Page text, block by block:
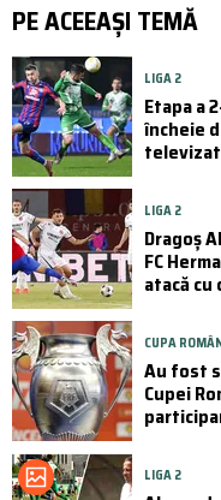
PE ACEEAȘI TEMĂ
LIGA 2
Etapa a
încheie
LIGA 2
Dragoș
FC
atacă
CUPA
Au fost
Cupei
LIGA 2